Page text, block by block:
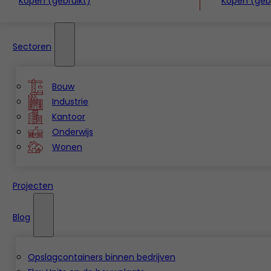
Sectoren
Bouw
Industrie
Kantoor
Onderwijs
Wonen
Projecten
Blog
Opslagcontainers binnen bedrijven